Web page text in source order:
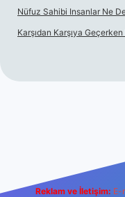
Nüfuz Sahibi Insanlar Ne
Karşıdan Karşıya
Reklam ve İletişim: E-